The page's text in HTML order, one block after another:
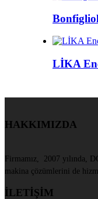
LİKA
HAKKIMIZDA
Firmamız, 2007 yılında,
makina çözümlerini de
İLETİŞİM